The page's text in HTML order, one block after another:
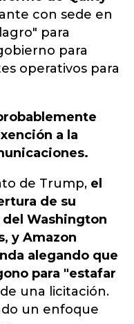
con sede en
para
para
operativos para
a la
de Trump, el
de su
Washington
y Amazon
alegando que
para "estafar
una licitación.
un enfoque